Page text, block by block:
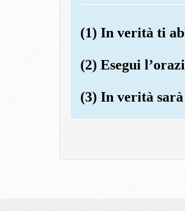
(1) In verità ti
(2) Esegui
(3) In verità